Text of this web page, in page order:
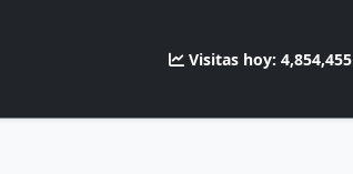
Visitas hoy: 4,854,455